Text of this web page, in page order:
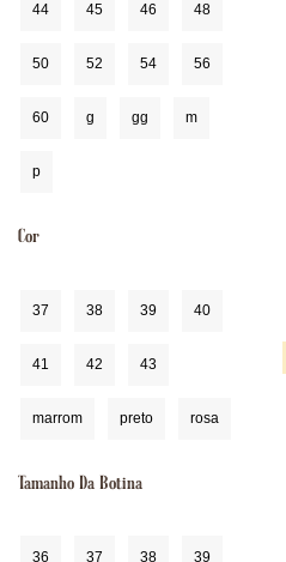
44 45 46 48
50 52 54 56
60 g gg m
p
Cor
37 38 39 40
41 42 43
marrom preto rosa
Tamanho Da Botina
36 37 38 39